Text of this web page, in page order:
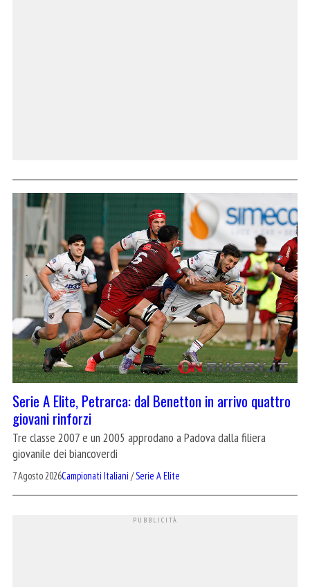
Serie A Elite, Petrarca: dal Benetton in arrivo quattro
giovani rinforzi
Tre classe 2007 e un 2005 approdano a Padova dalla filiera
giovanile dei biancoverdi
7 Agosto 2026Campionati Italiani /Serie A Elite